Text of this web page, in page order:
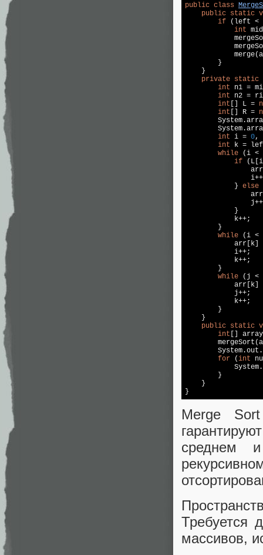
public class
public static
if (left <
int
        }
    }
private static
int n1 =
int n2 =
int [] L =
int [] R =
int i = 0,
int k =
while (i <
if
            }
else
            }
            k++;
        }
while (i <
arr[k]
            i++;
            k++;
        }
while (j <
arr[k]
            j++;
            k++;
        }
    }
public static
int []
for (int
        }
    }
Merge
среднем
Требуется
массивов,